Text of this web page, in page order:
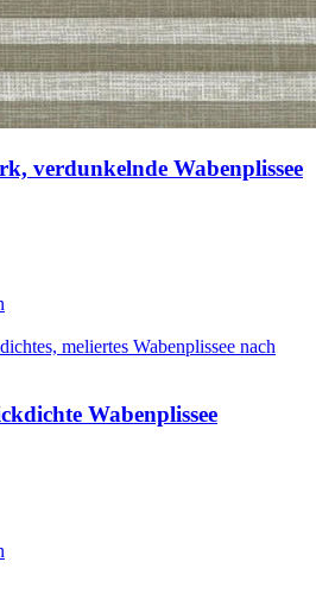
verdunkelnde Wabenplissee
Wabenplissee